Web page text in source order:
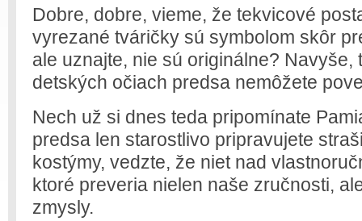
Dobre, dobre, vieme, že tekvicové
vyrezané tváričky sú symbolom skôr
ale uznajte, nie sú originálne? Navyše,
detských očiach predsa nemôžete
Nech už si dnes teda pripomínate
predsa len starostlivo pripravujete
kostýmy, vedzte, že niet nad
ktoré preveria nielen naše zručnosti,
zmysly.